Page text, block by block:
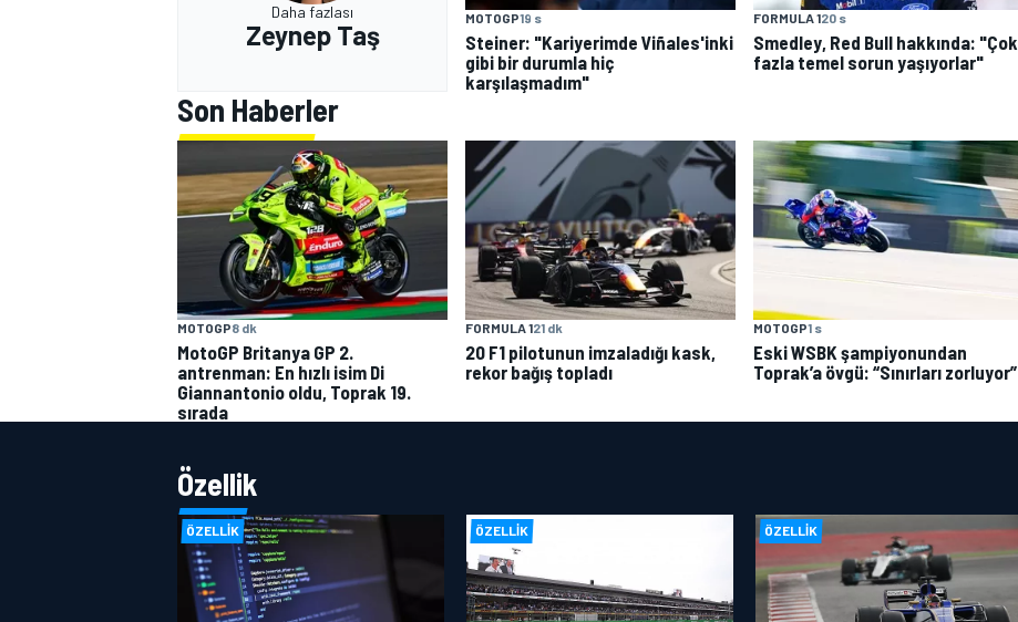
Daha fazlası
Zeynep Taş
MOTOGP19 s
Steiner: "Kariyerimde Viñales'inki
gibi bir durumla hiç
karşılaşmadım"
FORMULA 120 s
Smedley, Red Bull hakkında: "Çok
fazla temel sorun yaşıyorlar"
Son Haberler
MOTOGP8 dk
MotoGP Britanya GP 2.
antrenman: En hızlı isim Di
Giannantonio oldu, Toprak 19.
sırada
FORMULA 121 dk
20 F1 pilotunun imzaladığı kask,
rekor bağış topladı
MOTOGP1 s
Eski WSBK şampiyonundan
Toprak’a övgü: “Sınırları zorluyor”
Özellik
ÖZELLIK ÖZELLIK ÖZELLIK